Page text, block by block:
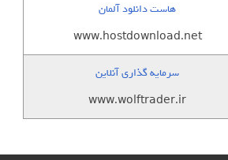
هاست دانلود آلمان
www.hostdownload.net
سرمایه گذاری آنلاین
www.wolftrader.ir